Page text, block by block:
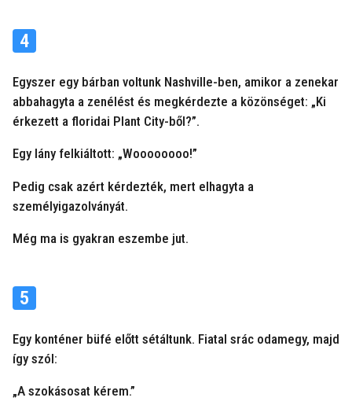
4
Egyszer egy bárban voltunk Nashville-ben, amikor a zenekar
abbahagyta a zenélést és megkérdezte a közönséget: „Ki
érkezett a floridai Plant City-ből?”.
Egy lány felkiáltott: „Woooooooo!”
Pedig csak azért kérdezték, mert elhagyta a
személyigazolványát.
Még ma is gyakran eszembe jut.
5
Egy konténer büfé előtt sétáltunk. Fiatal srác odamegy, majd
így szól:
„A szokásosat kérem.”